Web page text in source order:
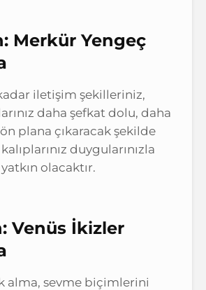
Merkür Yengeç
iletişim şekilleriniz,
daha şefkat dolu, daha
plana çıkaracak şekilde
duygularınızla
olacaktır.
Venüs İkizler
alma, sevme biçimlerini